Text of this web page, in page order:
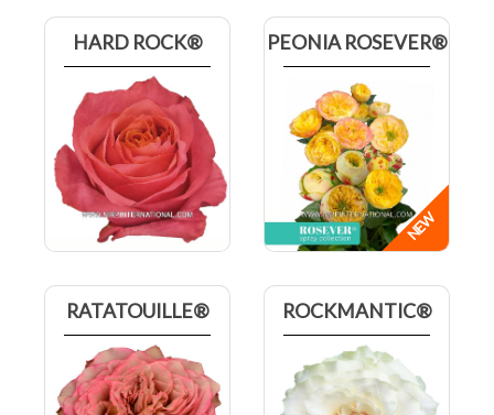
HARD ROCK® PEONIA ROSEVER®
RATATOUILLE® ROCKMANTIC®